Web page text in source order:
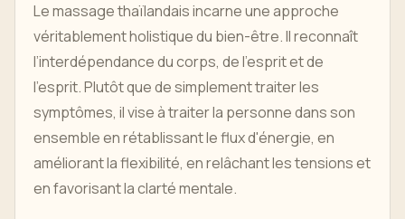
Le massage thaïlandais incarne une approche
véritablement holistique du bien-être. Il reconnaît
l’interdépendance du corps, de l’esprit et de
l’esprit. Plutôt que de simplement traiter les
symptômes, il vise à traiter la personne dans son
ensemble en rétablissant le flux d'énergie, en
améliorant la flexibilité, en relâchant les tensions et
en favorisant la clarté mentale.